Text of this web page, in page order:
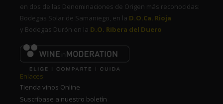
en dos de las Denominaciones de Origen más reconocidas:
Bodegas Solar de Samaniego, en la D.O.Ca. Rioja
y Bodegas Durón en la D.O. Ribera del Duero
Enlaces
Tienda vinos Online
Suscríbase a nuestro boletín